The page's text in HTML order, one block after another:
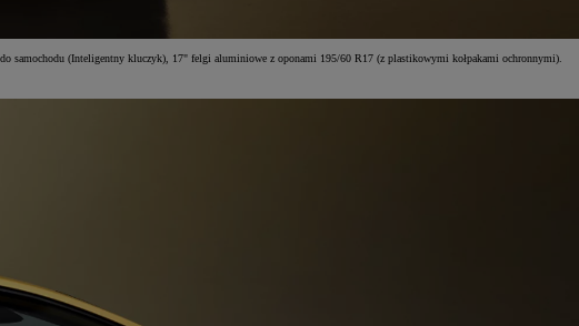
samochodu (Inteligentny kluczyk), 17" felgi aluminiowe z oponami 195/60 R17 (z plastikowymi kołpakami ochronnymi).